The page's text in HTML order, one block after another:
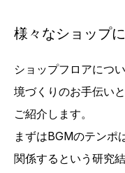
様々なショップ
ショップフロアにつ
境づくりのお手伝い
ご紹介します。
まずはBGMのテンポ
関係するという研究